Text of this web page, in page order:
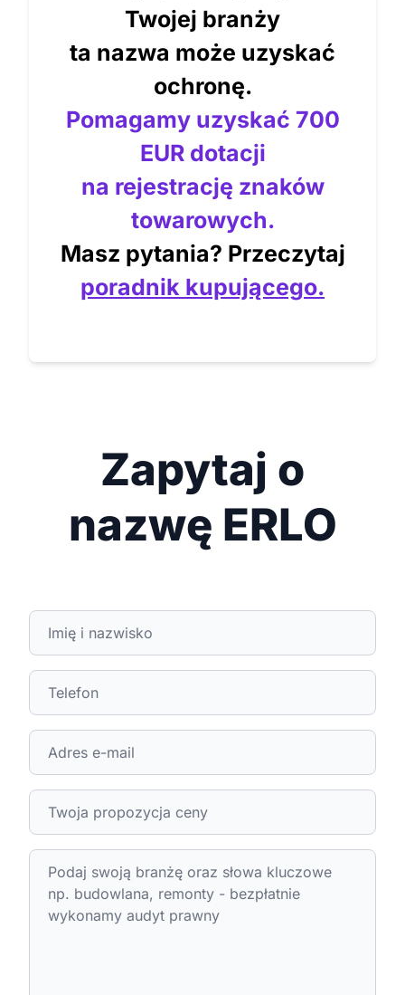
Twojej branży
ta nazwa może uzyskać
ochronę.
Pomagamy uzyskać 700
EUR dotacji
na rejestrację znaków
towarowych.
Masz pytania? Przeczytaj
poradnik kupującego.
Zapytaj o
nazwę ERLO